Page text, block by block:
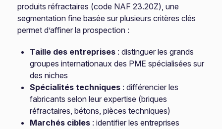
produits réfractaires (code NAF 23.20Z), une
segmentation fine basée sur plusieurs critères clés
permet d’affiner la prospection :
Taille des entreprises : distinguer les grands
groupes internationaux des PME spécialisées sur
des niches
Spécialités techniques : différencier les
fabricants selon leur expertise (briques
réfractaires, bétons, pièces techniques)
Marchés cibles : identifier les entreprises